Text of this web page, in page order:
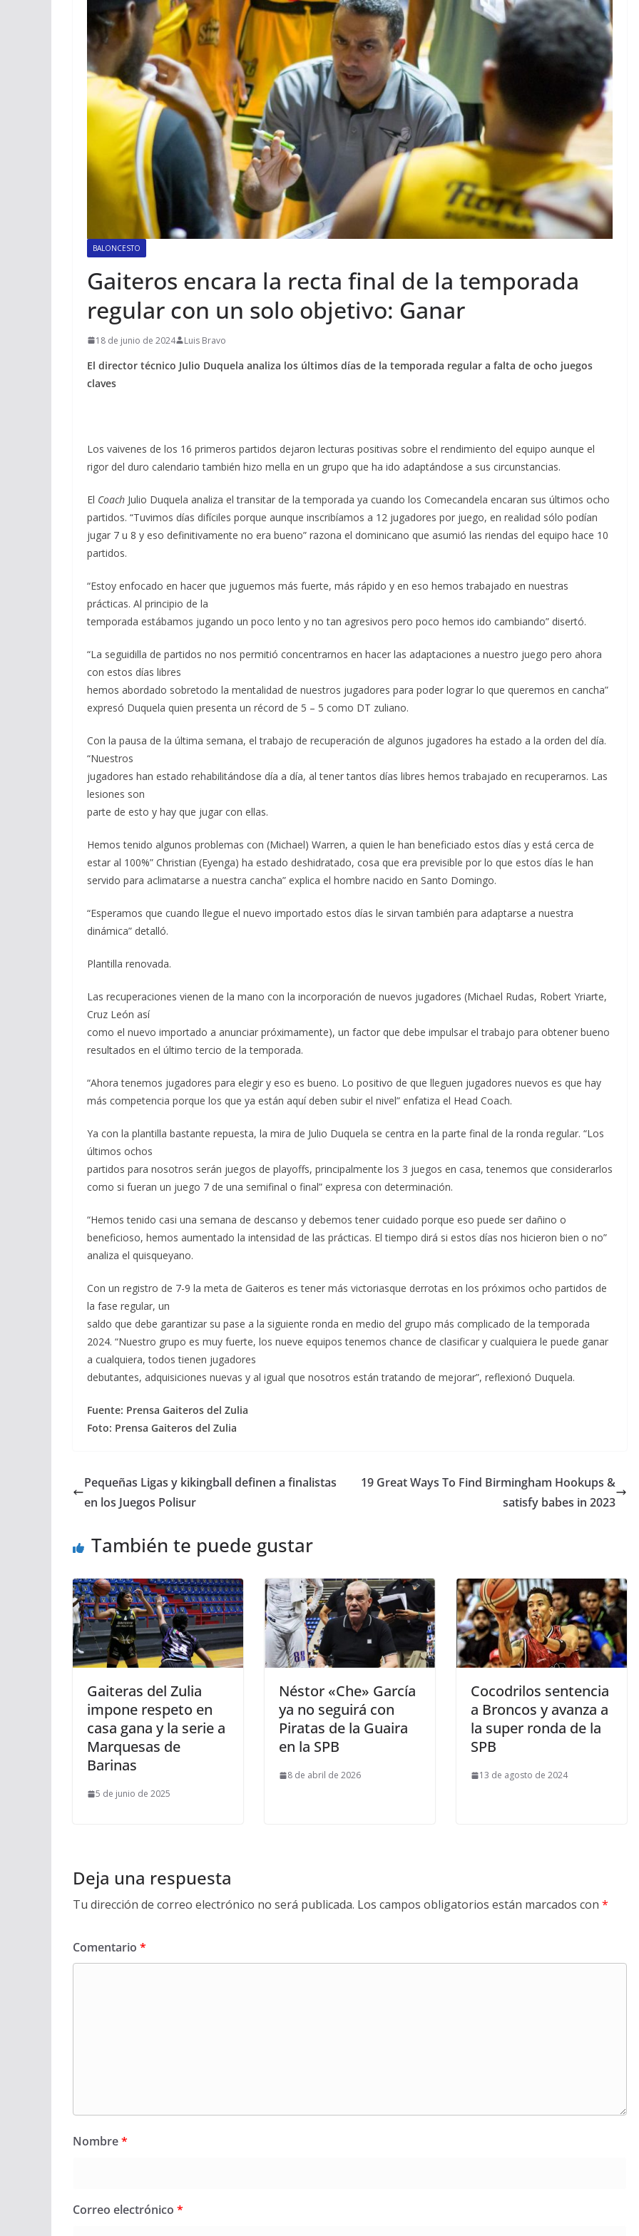
BALONCESTO
Gaiteros encara la recta final de la temporada
regular con un solo objetivo: Ganar
18 de junio de 2024 Luis Bravo
El director técnico Julio Duquela analiza los últimos días de la temporada regular a falta de ocho juegos
claves
Los vaivenes de los 16 primeros partidos dejaron lecturas positivas sobre el rendimiento del equipo aunque el
rigor del duro calendario también hizo mella en un grupo que ha ido adaptándose a sus circunstancias.
El Coach Julio Duquela analiza el transitar de la temporada ya cuando los Comecandela encaran sus últimos ocho
partidos. “Tuvimos días difíciles porque aunque inscribíamos a 12 jugadores por juego, en realidad sólo podían
jugar 7 u 8 y eso definitivamente no era bueno” razona el dominicano que asumió las riendas del equipo hace 10
partidos.
“Estoy enfocado en hacer que juguemos más fuerte, más rápido y en eso hemos trabajado en nuestras
prácticas. Al principio de la
temporada estábamos jugando un poco lento y no tan agresivos pero poco hemos ido cambiando” disertó.
“La seguidilla de partidos no nos permitió concentrarnos en hacer las adaptaciones a nuestro juego pero ahora
con estos días libres
hemos abordado sobretodo la mentalidad de nuestros jugadores para poder lograr lo que queremos en cancha”
expresó Duquela quien presenta un récord de 5 – 5 como DT zuliano.
Con la pausa de la última semana, el trabajo de recuperación de algunos jugadores ha estado a la orden del día.
“Nuestros
jugadores han estado rehabilitándose día a día, al tener tantos días libres hemos trabajado en recuperarnos. Las
lesiones son
parte de esto y hay que jugar con ellas.
Hemos tenido algunos problemas con (Michael) Warren, a quien le han beneficiado estos días y está cerca de
estar al 100%” Christian (Eyenga) ha estado deshidratado, cosa que era previsible por lo que estos días le han
servido para aclimatarse a nuestra cancha” explica el hombre nacido en Santo Domingo.
“Esperamos que cuando llegue el nuevo importado estos días le sirvan también para adaptarse a nuestra
dinámica” detalló.
Plantilla renovada.
Las recuperaciones vienen de la mano con la incorporación de nuevos jugadores (Michael Rudas, Robert Yriarte,
Cruz León así
como el nuevo importado a anunciar próximamente), un factor que debe impulsar el trabajo para obtener bueno
resultados en el último tercio de la temporada.
“Ahora tenemos jugadores para elegir y eso es bueno. Lo positivo de que lleguen jugadores nuevos es que hay
más competencia porque los que ya están aquí deben subir el nivel” enfatiza el Head Coach.
Ya con la plantilla bastante repuesta, la mira de Julio Duquela se centra en la parte final de la ronda regular. “Los
últimos ochos
partidos para nosotros serán juegos de playoffs, principalmente los 3 juegos en casa, tenemos que considerarlos
como si fueran un juego 7 de una semifinal o final” expresa con determinación.
“Hemos tenido casi una semana de descanso y debemos tener cuidado porque eso puede ser dañino o
beneficioso, hemos aumentado la intensidad de las prácticas. El tiempo dirá si estos días nos hicieron bien o no”
analiza el quisqueyano.
Con un registro de 7-9 la meta de Gaiteros es tener más victoriasque derrotas en los próximos ocho partidos de
la fase regular, un
saldo que debe garantizar su pase a la siguiente ronda en medio del grupo más complicado de la temporada
2024. “Nuestro grupo es muy fuerte, los nueve equipos tenemos chance de clasificar y cualquiera le puede ganar
a cualquiera, todos tienen jugadores
debutantes, adquisiciones nuevas y al igual que nosotros están tratando de mejorar”, reflexionó Duquela.
Fuente: Prensa Gaiteros del Zulia
Foto: Prensa Gaiteros del Zulia
Pequeñas Ligas y kikingball definen a finalistas
en los Juegos Polisur
19 Great Ways To Find Birmingham Hookups &
satisfy babes in 2023
También te puede gustar
Gaiteras del Zulia
impone respeto en
casa gana y la serie a
Marquesas de
Barinas
5 de junio de 2025
Néstor «Che» García
ya no seguirá con
Piratas de la Guaira
en la SPB
8 de abril de 2026
Cocodrilos sentencia
a Broncos y avanza a
la super ronda de la
SPB
13 de agosto de 2024
Deja una respuesta
Tu dirección de correo electrónico no será publicada. Los campos obligatorios están marcados con *
Comentario *
Nombre*
Correo electrónico *